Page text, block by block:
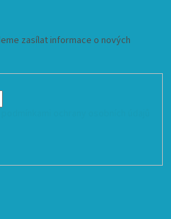
zasílat informace o nových